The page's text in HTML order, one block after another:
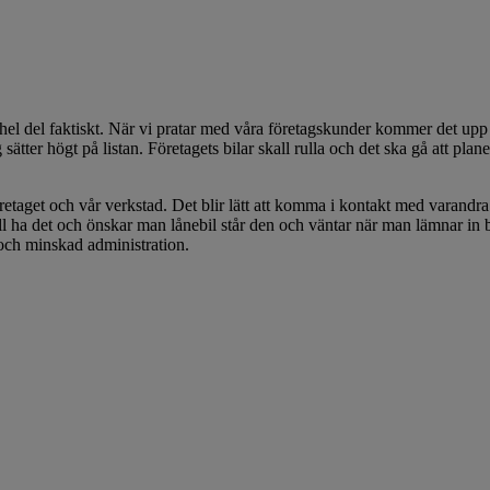
del faktiskt. När vi pratar med våra företagskunder kommer det
högt på listan. Företagets bilar skall rulla och det ska gå att
och vår verkstad. Det blir lätt att komma i kontakt med
det och önskar man lånebil står den och väntar när man lämnar
minskad administration.